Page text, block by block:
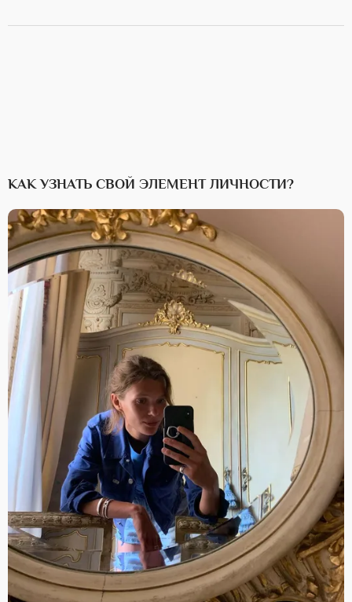
КАК УЗНАТЬ СВОЙ ЭЛЕМЕНТ ЛИЧНОСТИ?